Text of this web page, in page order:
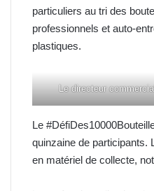
particuliers au tri des
professionnels et auto-
plastiques.
Le directeur
Le
quinzaine de participants.
en matériel de collecte,